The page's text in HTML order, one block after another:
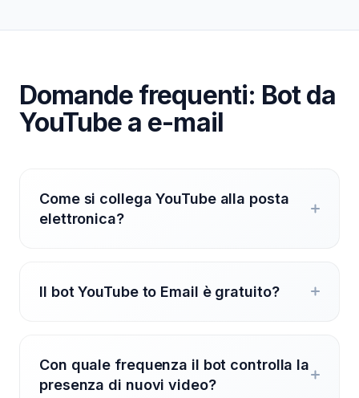
Domande frequenti: Bot da
YouTube a e-mail
Come si collega YouTube alla posta
elettronica?
Il bot YouTube to Email è gratuito?
Con quale frequenza il bot controlla la
presenza di nuovi video?